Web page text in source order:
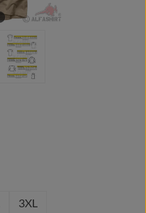
3XL